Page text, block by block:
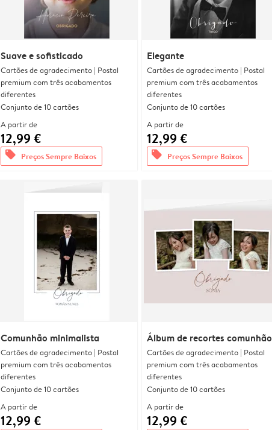
Suave e sofisticado
Cartões de agradecimento | Postal
premium com três acabamentos
diferentes
Conjunto de 10 cartões
A partir de
12,99 €
offers Preços Sempre Baixos
Elegante
Cartões de agradecimento | Postal
premium com três acabamentos
diferentes
Conjunto de 10 cartões
A partir de
12,99 €
offers Preços Sempre Baixos
Comunhão minimalista
Cartões de agradecimento | Postal
premium com três acabamentos
diferentes
Conjunto de 10 cartões
A partir de
12,99 €
Álbum de recortes comunhão
Cartões de agradecimento | Postal
premium com três acabamentos
diferentes
Conjunto de 10 cartões
A partir de
12,99 €